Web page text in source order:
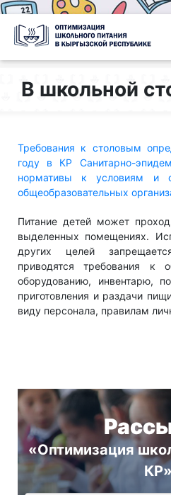
В школьной
Требования к столовым
году в КР Санитарно-
нормативы к условиям и
общеобразовательных
Питание детей может
выделенных помещениях.
других целей
приводятся требования к
оборудованию, инвентарю,
приготовления и раздачи
виду персонала, правилам
«Оптимизация
КР»